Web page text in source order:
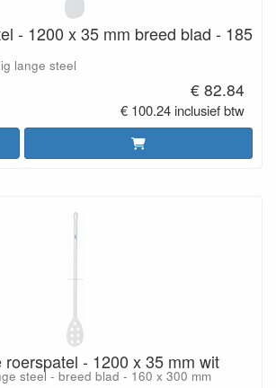
- 1200 x 35 mm breed blad - 185
lange steel
€ 82.84
€ 100.24 inclusief btw
- 1200 x 35 mm wit
steel - breed blad - 160 x 300 mm